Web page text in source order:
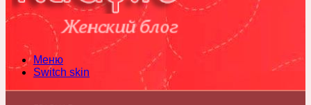
Меню
Switch skin